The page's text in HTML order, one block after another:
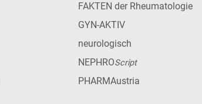
FAKTEN der Rheumatologie
GYN-AKTIV
neurologisch
NEPHROScript
PHARMAustria